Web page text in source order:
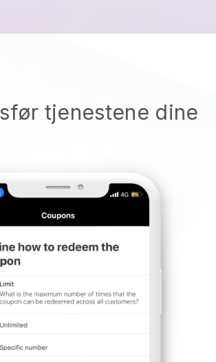
tjenestene dine